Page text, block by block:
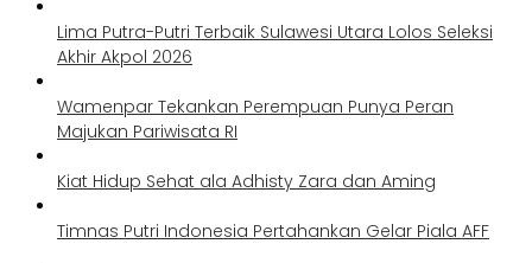
Lima Putra-Putri Terbaik Sulawesi Utara Lolos Seleksi
Akhir Akpol 2026
Wamenpar Tekankan Perempuan Punya Peran
Majukan Pariwisata RI
Kiat Hidup Sehat ala Adhisty Zara dan Aming
Timnas Putri Indonesia Pertahankan Gelar Piala AFF